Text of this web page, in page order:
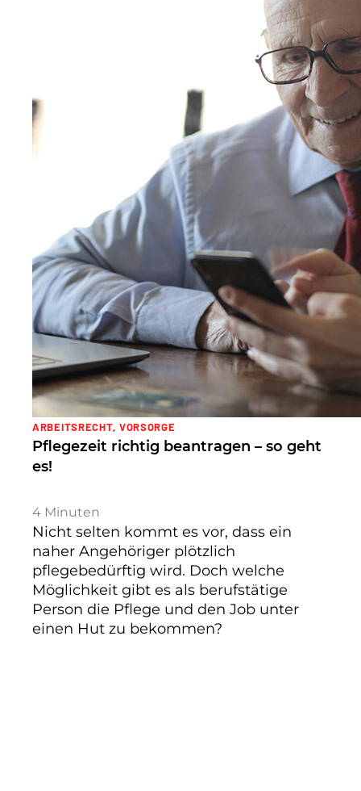
ARBEITSRECHT, VORSORGE
Pflegezeit richtig beantragen – so geht
es!
4 Minuten
Nicht selten kommt es vor, dass ein
naher Angehöriger plötzlich
pflegebedürftig wird. Doch welche
Möglichkeit gibt es als berufstätige
Person die Pflege und den Job unter
einen Hut zu bekommen?